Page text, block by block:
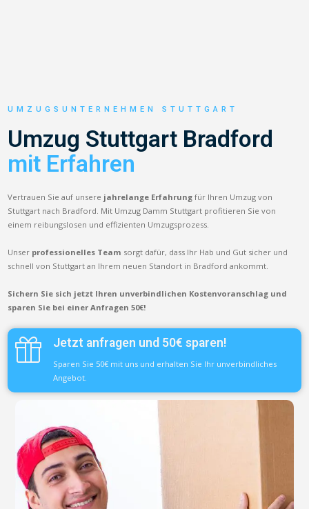
UMZUGSUNTERNEHMEN STUTTGART
Umzug Stuttgart Bradford
mit Erfahren
Vertrauen Sie auf unsere jahrelange Erfahrung für Ihren Umzug von
Stuttgart nach Bradford. Mit Umzug Damm Stuttgart profitieren Sie von
einem reibungslosen und effizienten Umzugsprozess.
Unser professionelles Team sorgt dafür, dass Ihr Hab und Gut sicher und
schnell von Stuttgart an Ihrem neuen Standort in Bradford ankommt.
Sichern Sie sich jetzt Ihren unverbindlichen Kostenvoranschlag und
sparen Sie bei einer Anfragen 50€!
Jetzt anfragen und 50€ sparen!
Sparen Sie 50€ mit uns und erhalten Sie Ihr unverbindliches
Angebot.